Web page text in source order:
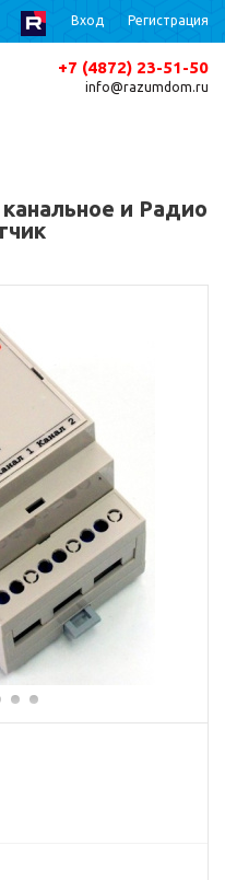
Вход Регистрация
+7 (4872) 23-51-50
info@razumdom.ru
и Радио